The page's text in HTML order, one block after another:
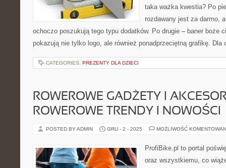
taka ważka kwestia? Po
rozdawany jest za darmo,
ochoczo poszukują tego typu dodatków. Po drugie – baner boże
pokazują nie tylko logo, ale również ponadprzeciętną grafikę.
CATEGORIES: PREZENTY DLA DZIECI
ROWEROWE GADŻETY I
ROWEROWE TRENDY I NOWOŚCI
POSTED BY ADMIN GRU - 2 - 2025 MOŻLIWOŚĆ
ProfiBike.pl to portal
oraz wszystkiemu, co